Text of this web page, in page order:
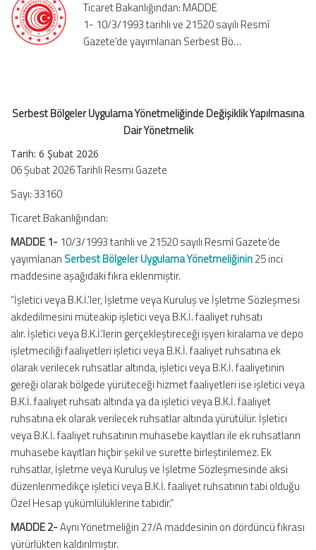
Yönetmelik
için
Ticaret Bakanlığından: MADDE
1- 10/3/1993 tarihli ve 21520 sayılı Resmî
Gazete’de yayımlanan Serbest Bö…
Serbest Bölgeler Uygulama Yönetmeliğinde Değişiklik Yapılmasına
Dair Yönetmelik
Tarih: 6 Şubat 2026
06 Şubat 2026 Tarihli Resmi Gazete
Sayı: 33160
Ticaret Bakanlığından:
MADDE 1- 10/3/1993 tarihli ve 21520 sayılı Resmî Gazete’de
yayımlanan Serbest Bölgeler Uygulama Yönetmeliğinin25 inci
maddesine aşağıdaki fıkra eklenmiştir.
“İşletici veya B.K.İ.’ler, İşletme veya Kuruluş ve İşletme Sözleşmesi
akdedilmesini müteakip işletici veya B.K.İ. faaliyet ruhsatı
alır. İşletici veya B.K.İ.’lerin gerçekleştireceği işyeri kiralama ve depo
işletmeciliği faaliyetleri işletici veya B.K.İ. faaliyet ruhsatına ek
olarak verilecek ruhsatlar altında, işletici veya B.K.İ. faaliyetinin
gereği olarak bölgede yürüteceği hizmet faaliyetleri ise işletici veya
B.K.İ. faaliyet ruhsatı altında ya da işletici veya B.K.İ. faaliyet
ruhsatına ek olarak verilecek ruhsatlar altında yürütülür. İşletici
veya B.K.İ. faaliyet ruhsatının muhasebe kayıtları ile ek ruhsatların
muhasebe kayıtları hiçbir şekil ve surette birleştirilemez. Ek
ruhsatlar, İşletme veya Kuruluş ve İşletme Sözleşmesinde aksi
düzenlenmedikçe işletici veya B.K.İ. faaliyet ruhsatının tabi olduğu
Özel Hesap yükümlülüklerine tabidir.”
MADDE 2-Aynı Yönetmeliğin 27/A maddesinin on dördüncü fıkrası
yürürlükten kaldırılmıştır.